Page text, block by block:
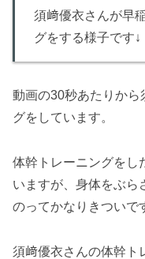
須﨑優衣さんが早
グをする様子です↓
動画の30秒あたりから
グをしています。
体幹トレーニングをし
いますが、身体をぶら
のってかなりきついで
須﨑優衣さんの体幹ト